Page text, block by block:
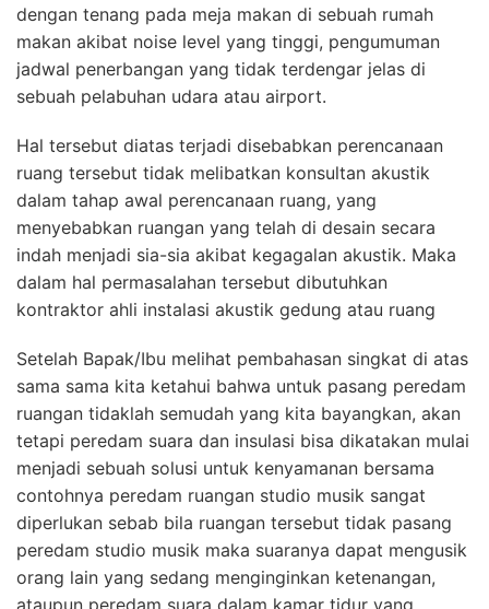
dengan tenang pada meja makan di sebuah rumah
makan akibat noise level yang tinggi, pengumuman
jadwal penerbangan yang tidak terdengar jelas di
sebuah pelabuhan udara atau airport.
Hal tersebut diatas terjadi disebabkan perencanaan
ruang tersebut tidak melibatkan konsultan akustik
dalam tahap awal perencanaan ruang, yang
menyebabkan ruangan yang telah di desain secara
indah menjadi sia-sia akibat kegagalan akustik. Maka
dalam hal permasalahan tersebut dibutuhkan
kontraktor ahli instalasi akustik gedung atau ruang
Setelah Bapak/Ibu melihat pembahasan singkat di atas
sama sama kita ketahui bahwa untuk pasang peredam
ruangan tidaklah semudah yang kita bayangkan, akan
tetapi peredam suara dan insulasi bisa dikatakan mulai
menjadi sebuah solusi untuk kenyamanan bersama
contohnya peredam ruangan studio musik sangat
diperlukan sebab bila ruangan tersebut tidak pasang
peredam studio musik maka suaranya dapat mengusik
orang lain yang sedang menginginkan ketenangan,